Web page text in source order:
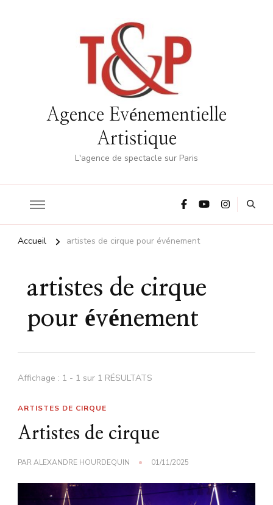
Agence Evénementielle
Artistique
L'agence de spectacle sur Paris
Accueil artistes de cirque pour événement
artistes de cirque
pour événement
Affichage : 1 - 1 sur 1 RÉSULTATS
ARTISTES DE CIRQUE
Artistes de cirque
PARALEXANDRE HOURDEQUIN 01/11/2025